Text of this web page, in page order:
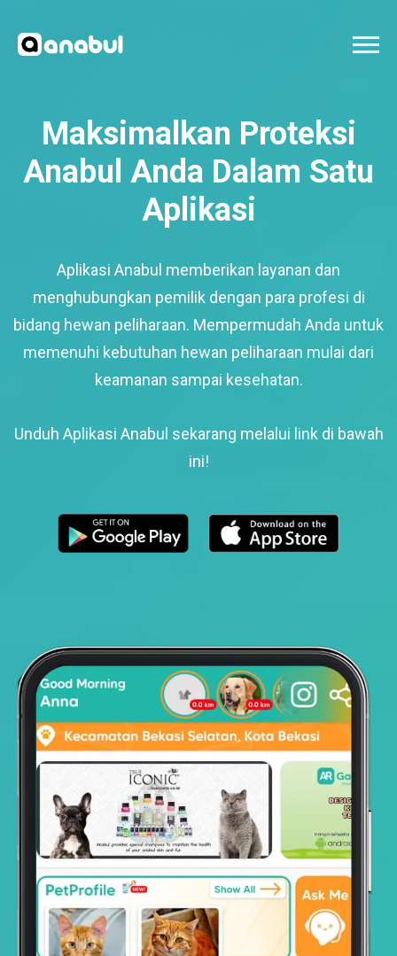
Maksimalkan Proteksi
Anabul Anda Dalam Satu
Aplikasi
Aplikasi Anabul memberikan layanan dan
menghubungkan pemilik dengan para profesi di
bidang hewan peliharaan. Mempermudah Anda untuk
memenuhi kebutuhan hewan peliharaan mulai dari
keamanan sampai kesehatan.
Unduh Aplikasi Anabul sekarang melalui link di bawah
ini!